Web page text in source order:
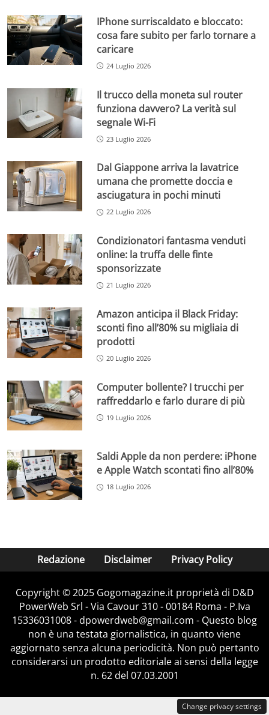
IPhone surriscaldato e bloccato:
cosa fare subito per farlo tornare a
caricare
24 Luglio 2026
Il trucco della moneta sul router
funziona davvero? La verità sul
segnale Wi-Fi
23 Luglio 2026
Dal Giappone arriva la lavatrice
umana che promette doccia e
asciugatura in pochi minuti
22 Luglio 2026
Condizionatori fantasma venduti
online: la truffa delle finte
sponsorizzate
21 Luglio 2026
Amazon anticipa il Black Friday:
sconti fino all’80% su migliaia di
prodotti
20 Luglio 2026
Computer bollente? I trucchi per
raffreddarlo e farlo durare di più
19 Luglio 2026
Saldi Apple da non perdere: iPhone
e Apple Watch scontati fino all’80%
18 Luglio 2026
Redazione Disclaimer Privacy Policy
Copyright © 2025 Gogomagazine.it proprietà di D&D
PowerWeb Srl - Via Cavour 310 - 00184 Roma - P.Iva
15336031008 - dpowerdweb@gmail.com - Questo blog
non è una testata giornalistica, in quanto viene
aggiornato senza alcuna periodicità. Non può pertanto
considerarsi un prodotto editoriale ai sensi della legge
n. 62 del 07.03.2001
Change privacy settings